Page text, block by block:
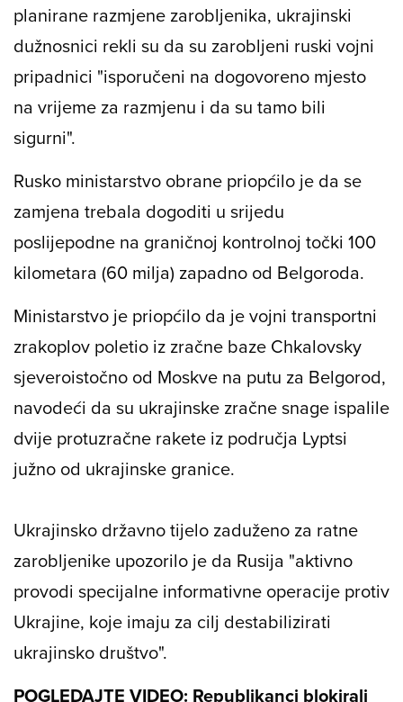
planirane razmjene zarobljenika, ukrajinski
dužnosnici rekli su da su zarobljeni ruski vojni
pripadnici "isporučeni na dogovoreno mjesto
na vrijeme za razmjenu i da su tamo bili
sigurni".
Rusko ministarstvo obrane priopćilo je da se
zamjena trebala dogoditi u srijedu
poslijepodne na graničnoj kontrolnoj točki 100
kilometara (60 milja) zapadno od Belgoroda.
Ministarstvo je priopćilo da je vojni transportni
zrakoplov poletio iz zračne baze Chkalovsky
sjeveroistočno od Moskve na putu za Belgorod,
navodeći da su ukrajinske zračne snage ispalile
dvije protuzračne rakete iz područja Lyptsi
južno od ukrajinske granice.
Ukrajinsko državno tijelo zaduženo za ratne
zarobljenike upozorilo je da Rusija "aktivno
provodi specijalne informativne operacije protiv
Ukrajine, koje imaju za cilj destabilizirati
ukrajinsko društvo".
POGLEDAJTE VIDEO: Republikanci blokirali